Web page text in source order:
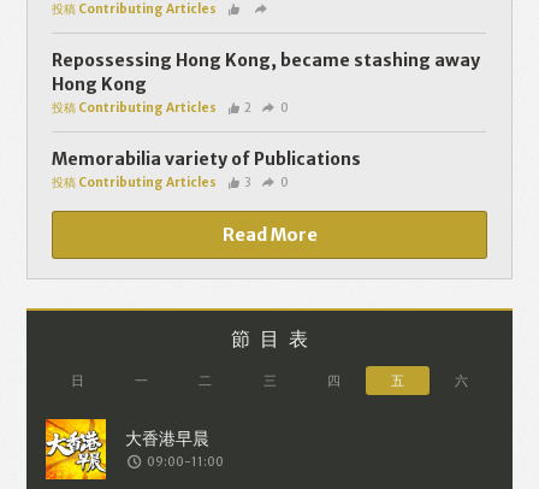
個人資料將用於提供更適合你的廣告及網
頁內容、評估與改善我們的服務、聯絡你
或進行不記名的 究調查。所得資料亦只會
用於所述指定用途。除非所作用途為法例
容許或屬法例規定，否則未經你事先同
意，你的個人資料不會作其他用途。如果
決定提供個人資料，即表示您同意我們將
該資料傳送並儲存。 熱血時報會根據用戶
廣告目標人士的標準），而發送目標廣
告。不會因為你與廣告作出互動或觀看一
個目標廣告而向廣告客戶提供任何用戶的
個人資料。 但如果你觀看或與該廣告作出
互動，則表示你同意廣告客戶有可能假設
投稿 Contributing Articles
Repossessing Hong Kong, became stashing away
Hong Kong
投稿 Contributing Articles 2 0
Memorabilia variety of Publications
投稿 Contributing Articles 3 0
Read More
節目表
日 一 二 三 四 五 六
09:00-11:00